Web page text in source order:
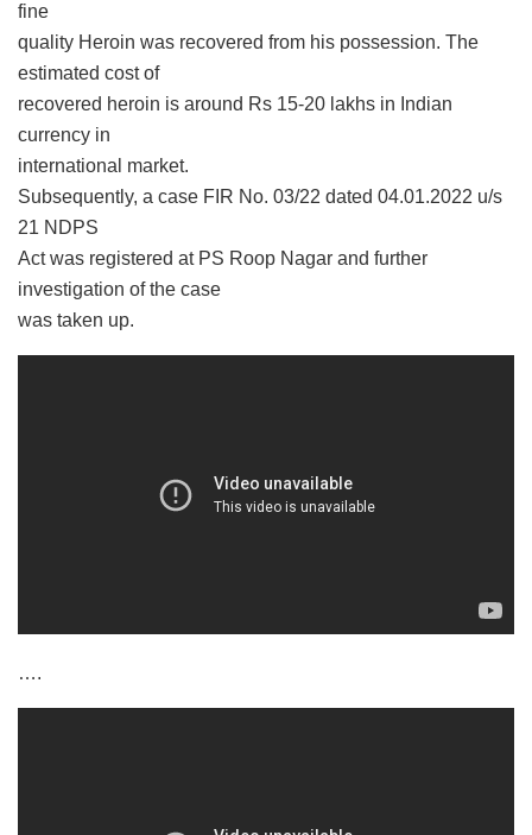
fine
quality Heroin was recovered from his possession. The
estimated cost of
recovered heroin is around Rs 15-20 lakhs in Indian
currency in
international market.
Subsequently, a case FIR No. 03/22 dated 04.01.2022 u/s
21 NDPS
Act was registered at PS Roop Nagar and further
investigation of the case
was taken up.
….